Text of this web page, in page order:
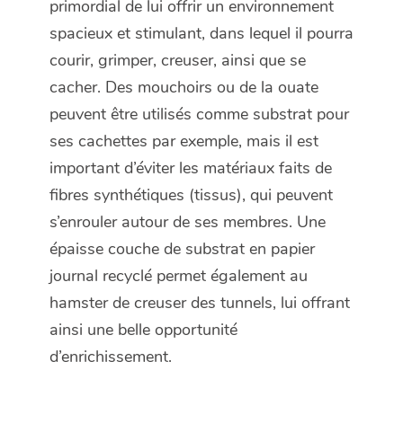
primordial de lui offrir un environnement
spacieux et stimulant, dans lequel il pourra
courir, grimper, creuser, ainsi que se
cacher. Des mouchoirs ou de la ouate
peuvent être utilisés comme substrat pour
ses cachettes par exemple, mais il est
important d’éviter les matériaux faits de
fibres synthétiques (tissus), qui peuvent
s’enrouler autour de ses membres. Une
épaisse couche de substrat en papier
journal recyclé permet également au
hamster de creuser des tunnels, lui offrant
ainsi une belle opportunité
d’enrichissement.